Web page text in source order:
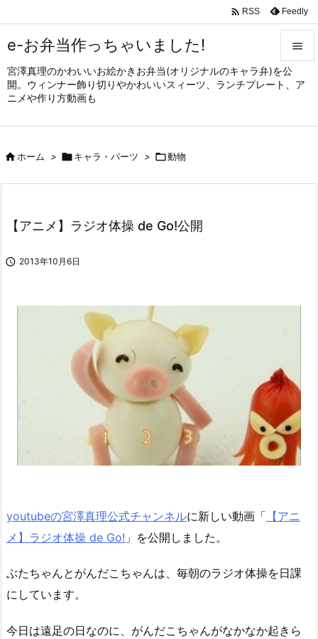
e-お弁当作っちゃいました!
宮澤真理のかわいいお絵かきお弁当(オリジナルのキャラ弁)を公
開。ウィンナー飾り切りやかわいいスィーツ、ランチプレート、ア
ニメや作り方動画も


メニュ
サイド

 RSS Feedly
ホーム > キャラ・パーツ > 動物
【アニメ】ラジオ体操 de Go!公開
 2013年10月6日
youtubeの宮澤真理公式チャンネルに新しい動画「 【アニ
メ】ラジオ体操 de Go! 」を公開しました。
ぶたちゃんとがんだこちゃんは、毎朝のラジオ体操を日課
にしています。
今日は遠足の日なのに、がんだこちゃんがなかなか起きら